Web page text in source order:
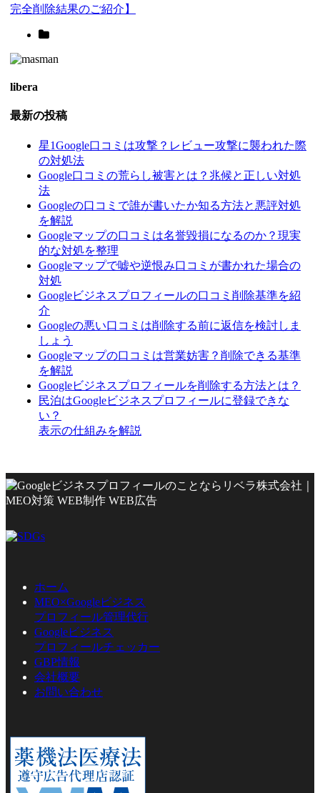
libera
最新の投稿
星1Google口コミは攻撃？レビュー攻撃に襲われた際
の対処法
Google口コミの荒らし被害とは？兆候と正しい対処
法
Googleの口コミで誰が書いたか知る方法と悪評対処
を解説
Googleマップの口コミは名誉毀損になるのか？現実
的な対処を整理
Googleマップで嘘や逆恨み口コミが書かれた場合の
対処
Googleビジネスプロフィールの口コミ削除基準を紹
介
Googleの悪い口コミは削除する前に返信を検討しま
しょう
Googleマップの口コミは営業妨害？削除できる基準
を解説
Googleビジネスプロフィールを削除する方法とは？
民泊はGoogleビジネスプロフィールに登録できな
い？
表示の仕組みを解説
ホーム
MEO×Googleビジネス
プロフィール管理代行
Googleビジネス
プロフィールチェッカー
GBP情報
会社概要
お問い合わせ